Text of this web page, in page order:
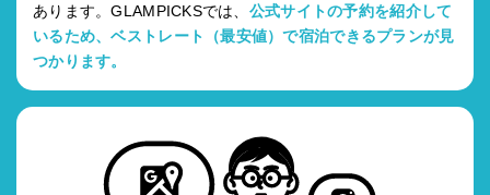
あります。GLAMPICKSでは、 公式サイトの予約を紹介して
いるため、ベストレート（最安値）で宿泊できるプランが見
つかります。